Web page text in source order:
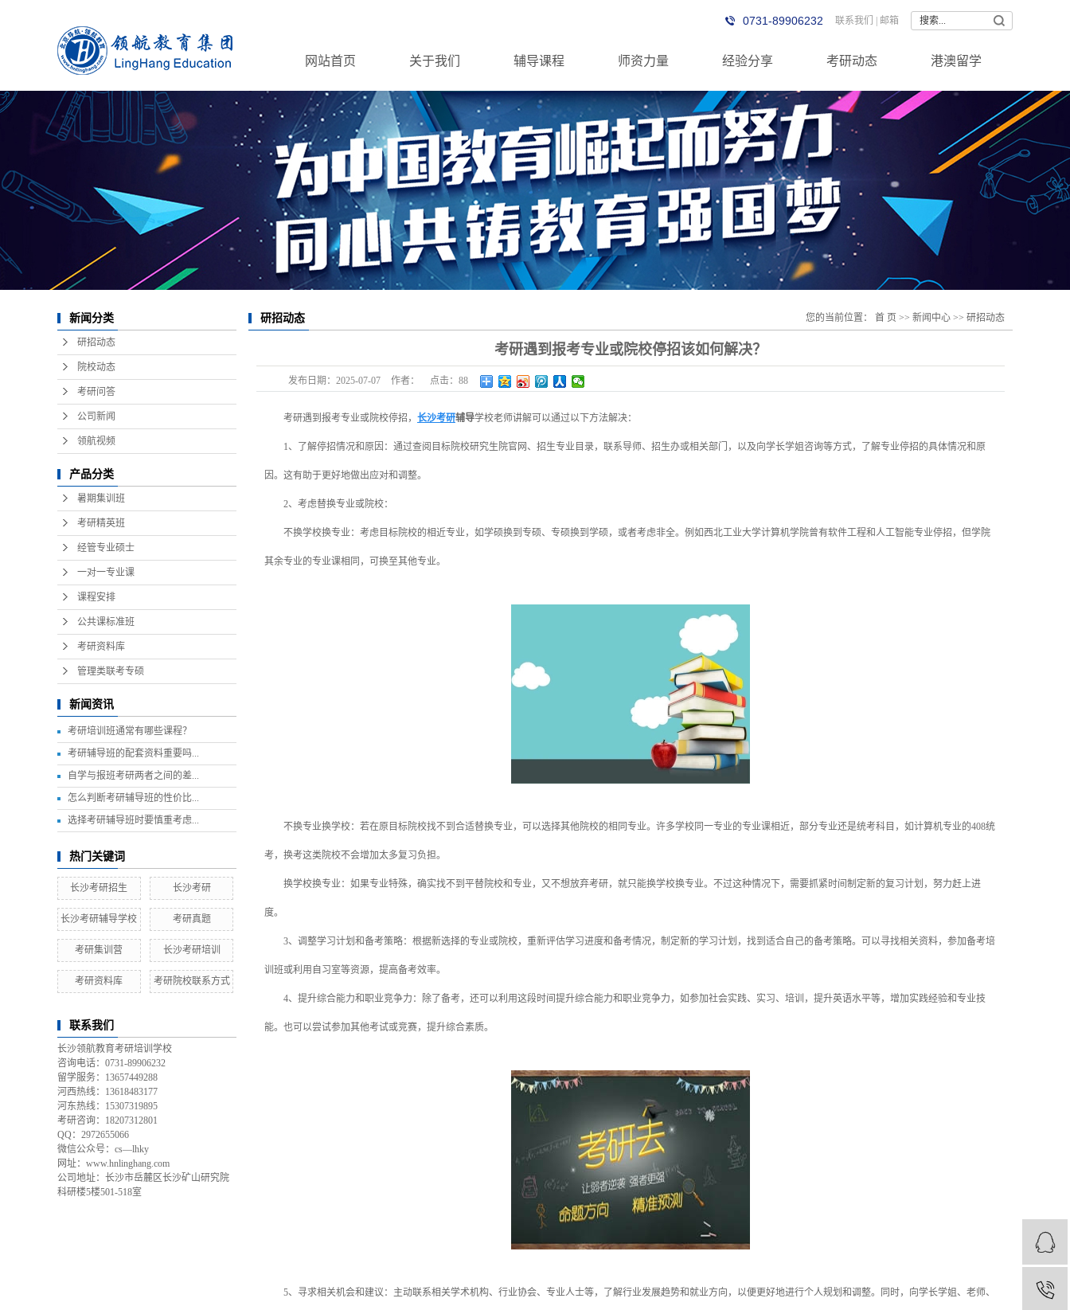
联系我们 邮箱
0731-89906232
网站首页 关于我们 辅导课程 师资力量 经验分享 考研动态 港澳留学
新闻分类
研招动态
院校动态
考研问答
公司新闻
领航视频
产品分类
暑期集训班
考研精英班
经管专业硕士
一对一专业课
课程安排
公共课标准班
考研资料库
管理类联考专硕
新闻资讯
考研培训班通常有哪些课程？
考研辅导班的配套资料重要吗...
自学与报班考研两者之间的差...
怎么判断考研辅导班的性价比...
选择考研辅导班时要慎重考虑...
热门关键词
长沙考研招生 长沙考研
长沙考研辅导学校 考研真题
考研集训营 长沙考研培训
考研资料库 考研院校联系方式
联系我们
长沙领航教育考研培训学校
咨询电话：0731-89906232
留学服务：13657449288
河西热线：13618483177
河东热线：15307319895
考研咨询：18207312801
QQ：2972655066
微信公众号：cs—lhky
网址：www.hnlinghang.com
公司地址：长沙市岳麓区长沙矿山研究院
科研楼5楼501-518室
研招动态 您的当前位置： 首 页 >> 新闻中心 >> 研招动态
考研遇到报考专业或院校停招该如何解决？
发布日期： 2025-07-07 作者： 点击： 88
考研遇到报考专业或院校停招， 长沙考研辅导学校老师讲解可以通过以下方法解决：
1、了解停招情况和原因：通过查阅目标院校研究生院官网、招生专业目录，联系导师、招生办或相关部门，以及向学长学姐咨询等方式，了解专业停招的具体情况和原
因。这有助于更好地做出应对和调整。
2、考虑替换专业或院校：
不换学校换专业：考虑目标院校的相近专业，如学硕换到专硕、专硕换到学硕，或者考虑非全。例如西北工业大学计算机学院曾有软件工程和人工智能专业停招，但学院
其余专业的专业课相同，可换至其他专业。
不换专业换学校：若在原目标院校找不到合适替换专业，可以选择其他院校的相同专业。许多学校同一专业的专业课相近，部分专业还是统考科目，如计算机专业的408统
考，换考这类院校不会增加太多复习负担。
换学校换专业：如果专业特殊，确实找不到平替院校和专业，又不想放弃考研，就只能换学校换专业。不过这种情况下，需要抓紧时间制定新的复习计划，努力赶上进
度。
3、调整学习计划和备考策略：根据新选择的专业或院校，重新评估学习进度和备考情况，制定新的学习计划，找到适合自己的备考策略。可以寻找相关资料，参加备考培
训班或利用自习室等资源，提高备考效率。
4、提升综合能力和职业竞争力：除了备考，还可以利用这段时间提升综合能力和职业竞争力，如参加社会实践、实习、培训，提升英语水平等，增加实践经验和专业技
能。也可以尝试参加其他考试或竞赛，提升综合素质。
5、寻求相关机会和建议：主动联系相关学术机构、行业协会、专业人士等，了解行业发展趋势和就业方向，以便更好地进行个人规划和调整。同时，向学长学姐、老师、